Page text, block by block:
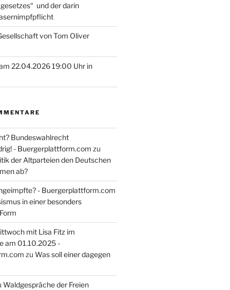
und der darin
von Tom Oliver
22.04.2026 19:00 Uhr in
Bundeswahlrecht
- Buergerplattform.com zu
der Altparteien den Deutschen
ab?
- Buergerplattform.com
in einer besonders
mit Lisa Fitz im
am 01.10.2025 -
zu Was soll einer dagegen
Waldgespräche der Freien